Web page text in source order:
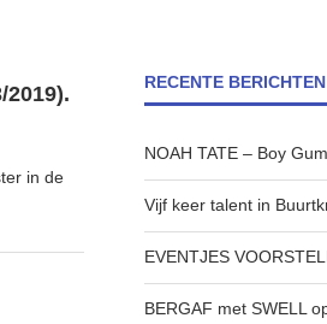
2019).
in de
RECENTE BERICHTEN
NOAH TATE – Boy Gum
Vijf keer talent in
EVENTJES
BERGAF met SWELL